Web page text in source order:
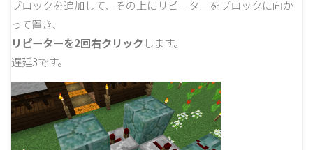
ブロックを追加して、その上にリピーターをブロックに向か
って置き、
リピーターを2回右クリック します。
遅延3です。